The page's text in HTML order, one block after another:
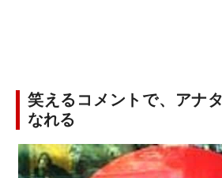
笑えるコメントで、アナ
なれる